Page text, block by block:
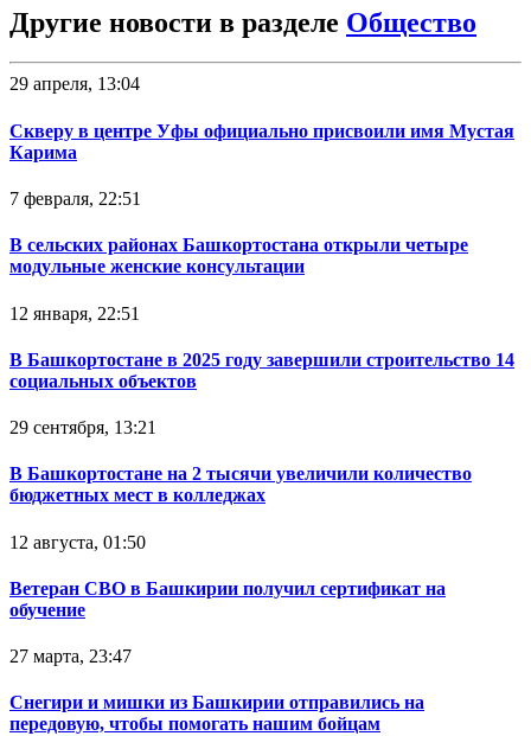
Другие новости в разделе Общество
29 апреля, 13:04
Скверу в центре Уфы официально присвоили имя Мустая
Карима
7 февраля, 22:51
В сельских районах Башкортостана открыли четыре
модульные женские консультации
12 января, 22:51
В Башкортостане в 2025 году завершили строительство 14
социальных объектов
29 сентября, 13:21
В Башкортостане на 2 тысячи увеличили количество
бюджетных мест в колледжах
12 августа, 01:50
Ветеран СВО в Башкирии получил сертификат на
обучение
27 марта, 23:47
Снегири и мишки из Башкирии отправились на
передовую, чтобы помогать нашим бойцам